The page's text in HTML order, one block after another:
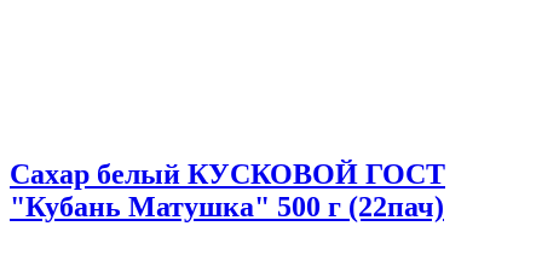
Сахар белый КУСКОВОЙ ГОСТ
"Кубань Матушка" 500 г (22пач)